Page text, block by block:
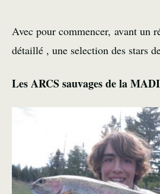
Avec pour commencer, avant un
détaillé , une selection des stars
Les ARCS sauvages de la